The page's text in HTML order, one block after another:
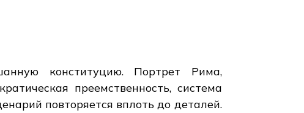
конституцию. Портрет Рима,
преемственность, система
повторяется вплоть до деталей.